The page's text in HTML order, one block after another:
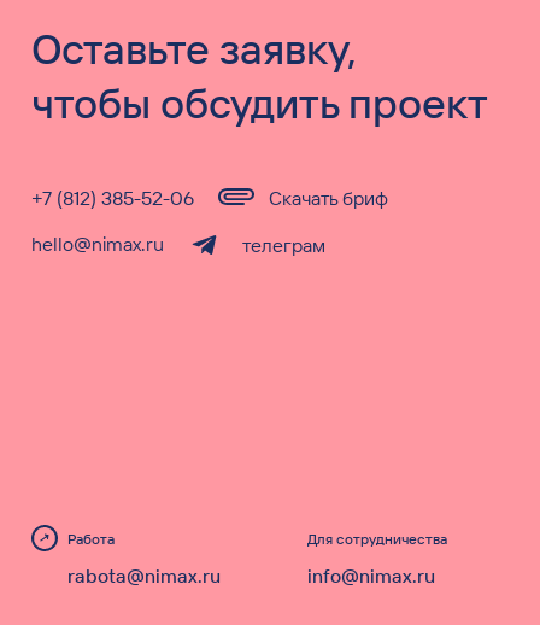
Оставьте заявку,
чтобы обсудить проект
hello@nimax.ru
+7 (812) 385-52-06
телеграм
Скачать бриф
Работа
rabota@nimax.ru
Для сотрудничества
info@nimax.ru